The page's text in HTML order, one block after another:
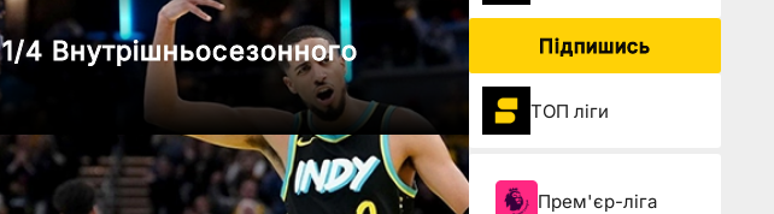
4 Внутрішньосезонного
Підпишись
ТОП ліги
Прем'єр-ліга